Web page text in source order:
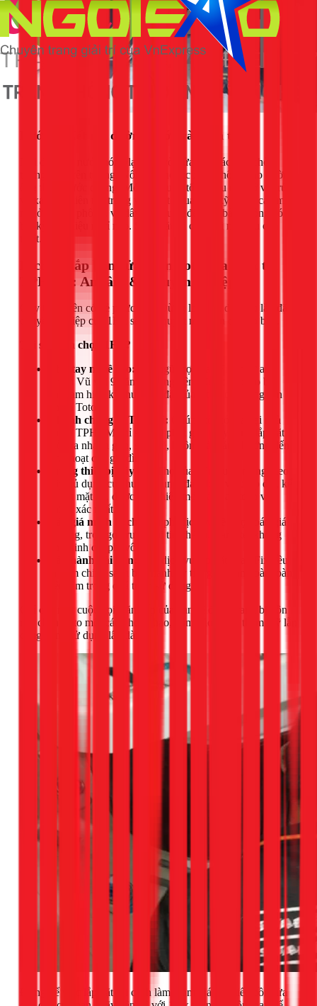
Bước 5: Kết nối đường nước và kiểm tra
Nối dây cấp nước nóng/lạnh từ vòi rửa vào các đầu chờ
tương ứng trên tường. Nối ống thoát của xi phông vào đường
ống thoát nước chung. Mở van nước tổng, sau đó mở vòi rửa
và xả nước liên tục trong vài phút. Quan sát kỹ tất cả các mối
nối ở vòi, xi phông, và dây cấp nước để đảm bảo không có
bất kỳ dấu hiệu rò rỉ nào. Siết chặt lại các mối nối nếu cần
thiết.
Dịch vụ lắp bồn rửa chén Toto của 1Fix tại
TPHCM: An tâm & Chuyên nghiệp
Quy trình trên có vẻ phức tạp? Đừng lo lắng, dịch vụ lắp đặt
chuyên nghiệp của 1Fix sẽ giải quyết mọi vấn đề cho bạn.
Tại sao nên chọn 1Fix?
Thợ tay nghề cao:
Đội ngũ thợ của 1Fix, như anh
Phạm Vũ với 9 năm kinh nghiệm, được đào tạo bài
bản, am hiểu kỹ thuật lắp đặt của tất cả các dòng sản
phẩm Toto.
Nhanh chóng & Tiện lợi: Chúng tôi có mặt tại nhà
bạn ở TPHCM chỉ sau 30 phút gọi. Quy trình lắp đặt
diễn ra nhanh gọn, sạch sẽ, không làm ảnh hưởng đến
sinh hoạt của gia đình.
Trang thiết bị đầy đủ:
Thợ của 1Fix luôn mang theo
đầy đủ dụng cụ chuyên dụng, đảm bảo việc lắp đặt, kể
cả cắt mặt đá, được thực hiện một cách an toàn và
chính xác nhất.
Báo giá minh bạch:
Chi phí dịch vụ sẽ được báo giá
rõ ràng, trọn gói trước khi tiến hành. Cam kết không
phát sinh chi phí vô lý.
Bảo hành dài hạn:
Mọi dịch vụ lắp đặt của 1Fix đều
đi kèm chính sách bảo hành uy tín, giúp bạn hoàn toàn
yên tâm trong quá trình sử dụng.
Chỉ cần một cuộc gọi, căn bếp của bạn sẽ được trang bị bồn
rửa chén Toto một cách hoàn hảo, đảm bảo cả về thẩm mỹ lẫn
công năng sử dụng lâu dài.
Đừng để việc lắp đặt sai cách làm giảm giá trị chiếc bồn rửa